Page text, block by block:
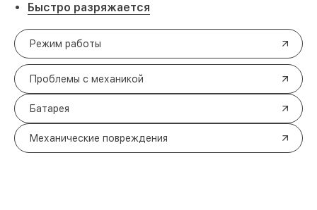
Быстро разряжается
Режим работы
Проблемы с механикой
Батарея
Механические повреждения